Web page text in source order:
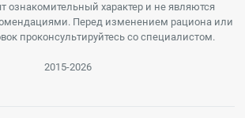
ознакомительный характер и не являются
Перед изменением рациона или
проконсультируйтесь со специалистом.
2015-2026